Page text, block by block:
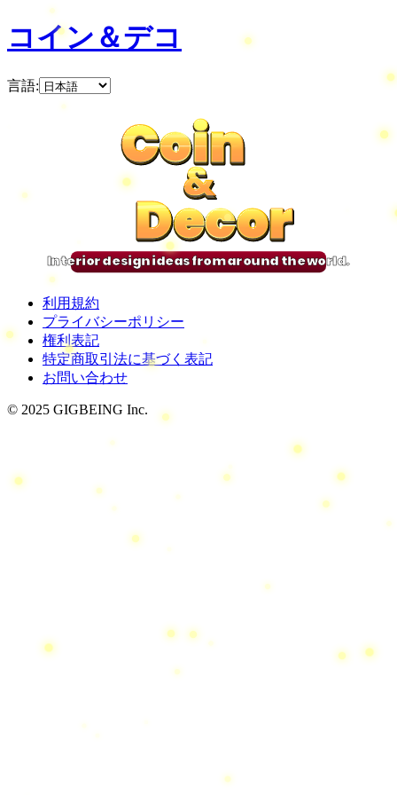
コイン＆デコ
言語:
Coin
&
Decor
Coin
&
Decor
Coin
&
Decor
Coin
&
Decor
Interior design ideas from around the world.
利用規約
プライバシーポリシー
権利表記
特定商取引法に基づく表記
お問い合わせ
© 2025 GIGBEING Inc.